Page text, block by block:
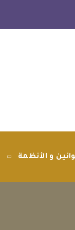
و الأنظمة